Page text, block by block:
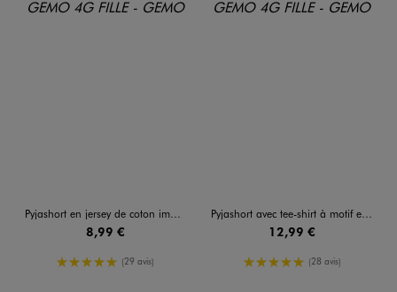
Pyjashort en jersey de coton imprimé fille
8,99 €
5/5 de moyenne
(29 avis)
Pyjashort avec tee-shirt à motif et bas rayé fille
12,99 €
5/5 de moyenne
(28 avis)